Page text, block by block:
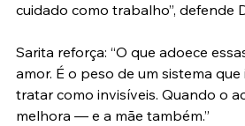
cuidado como trabalho”, defende
Sarita reforça: “O que adoece
amor. É o peso de um sistema
tratar como invisíveis. Quando o
melhora — e a mãe também.”